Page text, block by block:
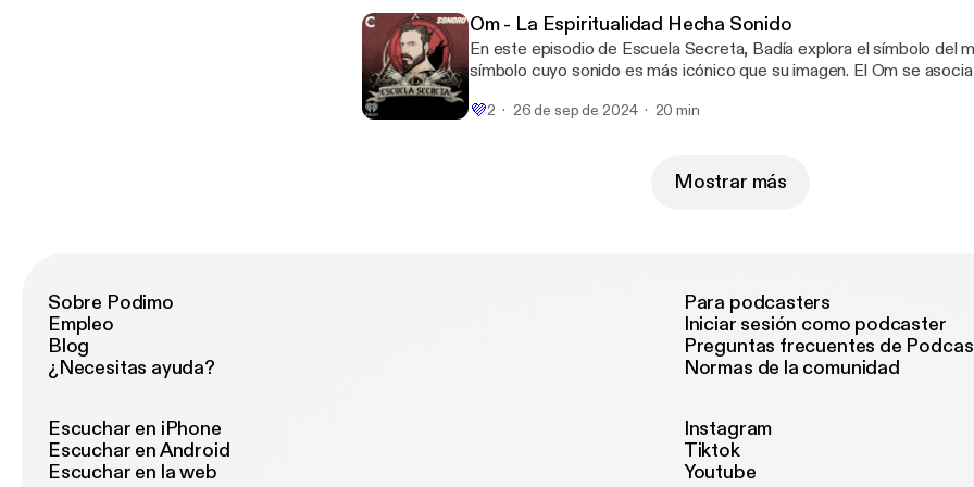
podemos resistir esas imposiciones y redescubrir sus auténticos
omnystudio.com/listener [https://omnystudio.com/listener] for
Om - La Espiritualidad Hecha Sonido
En este episodio de Escuela Secreta, Badía explora el símbolo del
símbolo cuyo sonido es más icónico que su imagen. El Om se
tradiciones hinduista y budista. Este simple sonido adquiere múltiples
💜2 26 de sep de 2024 20 min
Mostrar más
Sobre Podimo
Empleo
Blog
¿Necesitas ayuda?
Para podcasters
Iniciar sesión como podcaster
Preguntas frecuentes de
Normas de la comunidad
Escuchar en iPhone
Escuchar en Android
Escuchar en la web
Instagram
Tiktok
Youtube